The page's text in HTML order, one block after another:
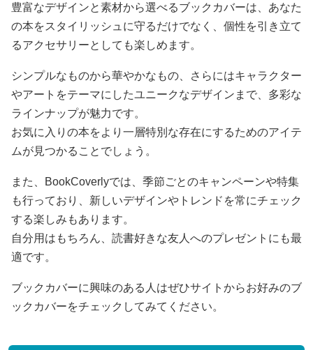
豊富なデザインと素材から選べるブックカバーは、あなた
の本をスタイリッシュに守るだけでなく、個性を引き立て
るアクセサリーとしても楽しめます。
シンプルなものから華やかなもの、さらにはキャラクター
やアートをテーマにしたユニークなデザインまで、多彩な
ラインナップが魅力です。
お気に入りの本をより一層特別な存在にするためのアイテ
ムが見つかることでしょう。
また、BookCoverlyでは、季節ごとのキャンペーンや特集
も行っており、新しいデザインやトレンドを常にチェック
する楽しみもあります。
自分用はもちろん、読書好きな友人へのプレゼントにも最
適です。
ブックカバーに興味のある人はぜひサイトからお好みのブ
ックカバーをチェックしてみてください。